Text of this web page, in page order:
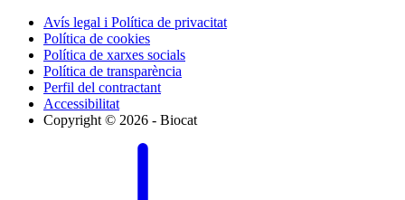
Avís legal i Política de privacitat
Política de cookies
Política de xarxes socials
Política de transparència
Perfil del contractant
Accessibilitat
Copyright © 2026 - Biocat